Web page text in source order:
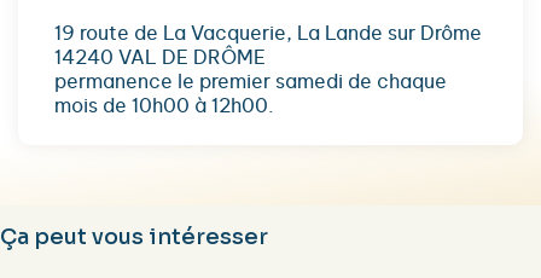
19 route de La Vacquerie, La Lande sur Drôme
14240 VAL DE DRÔME
permanence le premier samedi de chaque
mois de 10h00 à 12h00.
Ça peut vous intéresser